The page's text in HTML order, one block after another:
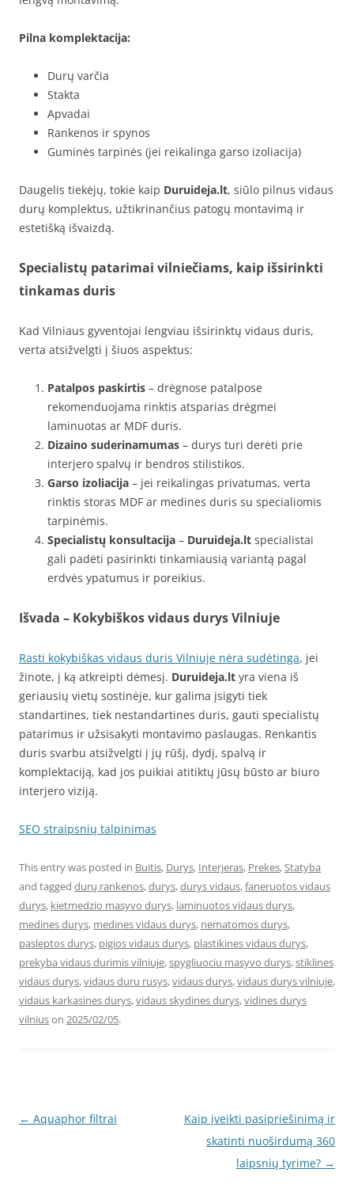
Pilna komplektacija:
Durų varčia
Stakta
Apvadai
Rankenos ir spynos
Guminės tarpinės (jei reikalinga garso izoliacija)
Daugelis tiekėjų, tokie kaip Duruideja.lt, siūlo pilnus vidaus
durų komplektus, užtikrinančius patogų montavimą ir
estetišką išvaizdą.
Specialistų patarimai vilniečiams, kaip išsirinkti
tinkamas duris
Kad Vilniaus gyventojai lengviau išsirinktų vidaus duris,
verta atsižvelgti į šiuos aspektus:
Patalpos paskirtis – drėgnose patalpose
rekomenduojama rinktis atsparias drėgmei
laminuotas ar MDF duris.
Dizaino suderinamumas – durys turi derėti prie
interjero spalvų ir bendros stilistikos.
Garso izoliacija – jei reikalingas privatumas, verta
rinktis storas MDF ar medines duris su specialiomis
tarpinėmis.
Specialistų konsultacija – Duruideja.lt specialistai
gali padėti pasirinkti tinkamiausią variantą pagal
erdvės ypatumus ir poreikius.
Išvada – Kokybiškos vidaus durys Vilniuje
Rasti kokybiškas vidaus duris Vilniuje nėra sudėtinga, jei
žinote, į ką atkreipti dėmesį. Duruideja.lt yra viena iš
geriausių vietų sostinėje, kur galima įsigyti tiek
standartines, tiek nestandartines duris, gauti specialistų
patarimus ir užsisakyti montavimo paslaugas. Renkantis
duris svarbu atsižvelgti į jų rūšį, dydį, spalvą ir
komplektaciją, kad jos puikiai atitiktų jūsų būsto ar biuro
interjero viziją.
SEO straipsnių talpinimas
This entry was posted in Buitis, Durys, Interjeras, Prekes,Statyba
and tagged durų rankenos,durys,durys vidaus,faneruotos vidaus
durys, kietmedzio masyvo durys, laminuotos vidaus durys,
medines durys, medines vidaus durys, nematomos durys,
pasleptos durys, pigios vidaus durys, plastikines vidaus durys,
prekyba vidaus durimis vilniuje,spygliuociu masyvo durys,stiklines
vidaus durys,vidaus duru rusys,vidaus durys,vidaus durys vilniuje,
vidaus karkasines durys,vidaus skydines durys,vidines durys
vilniuson 2025/02/05.
Post
← Aquaphor filtrai
Kaip įveikti pasipriešinimą ir
skatinti nuoširdumą 360
laipsnių tyrime? →